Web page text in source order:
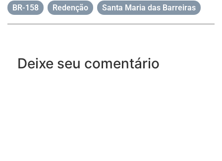
BR-158 Redenção Santa Maria das Barreiras
Deixe seu comentário